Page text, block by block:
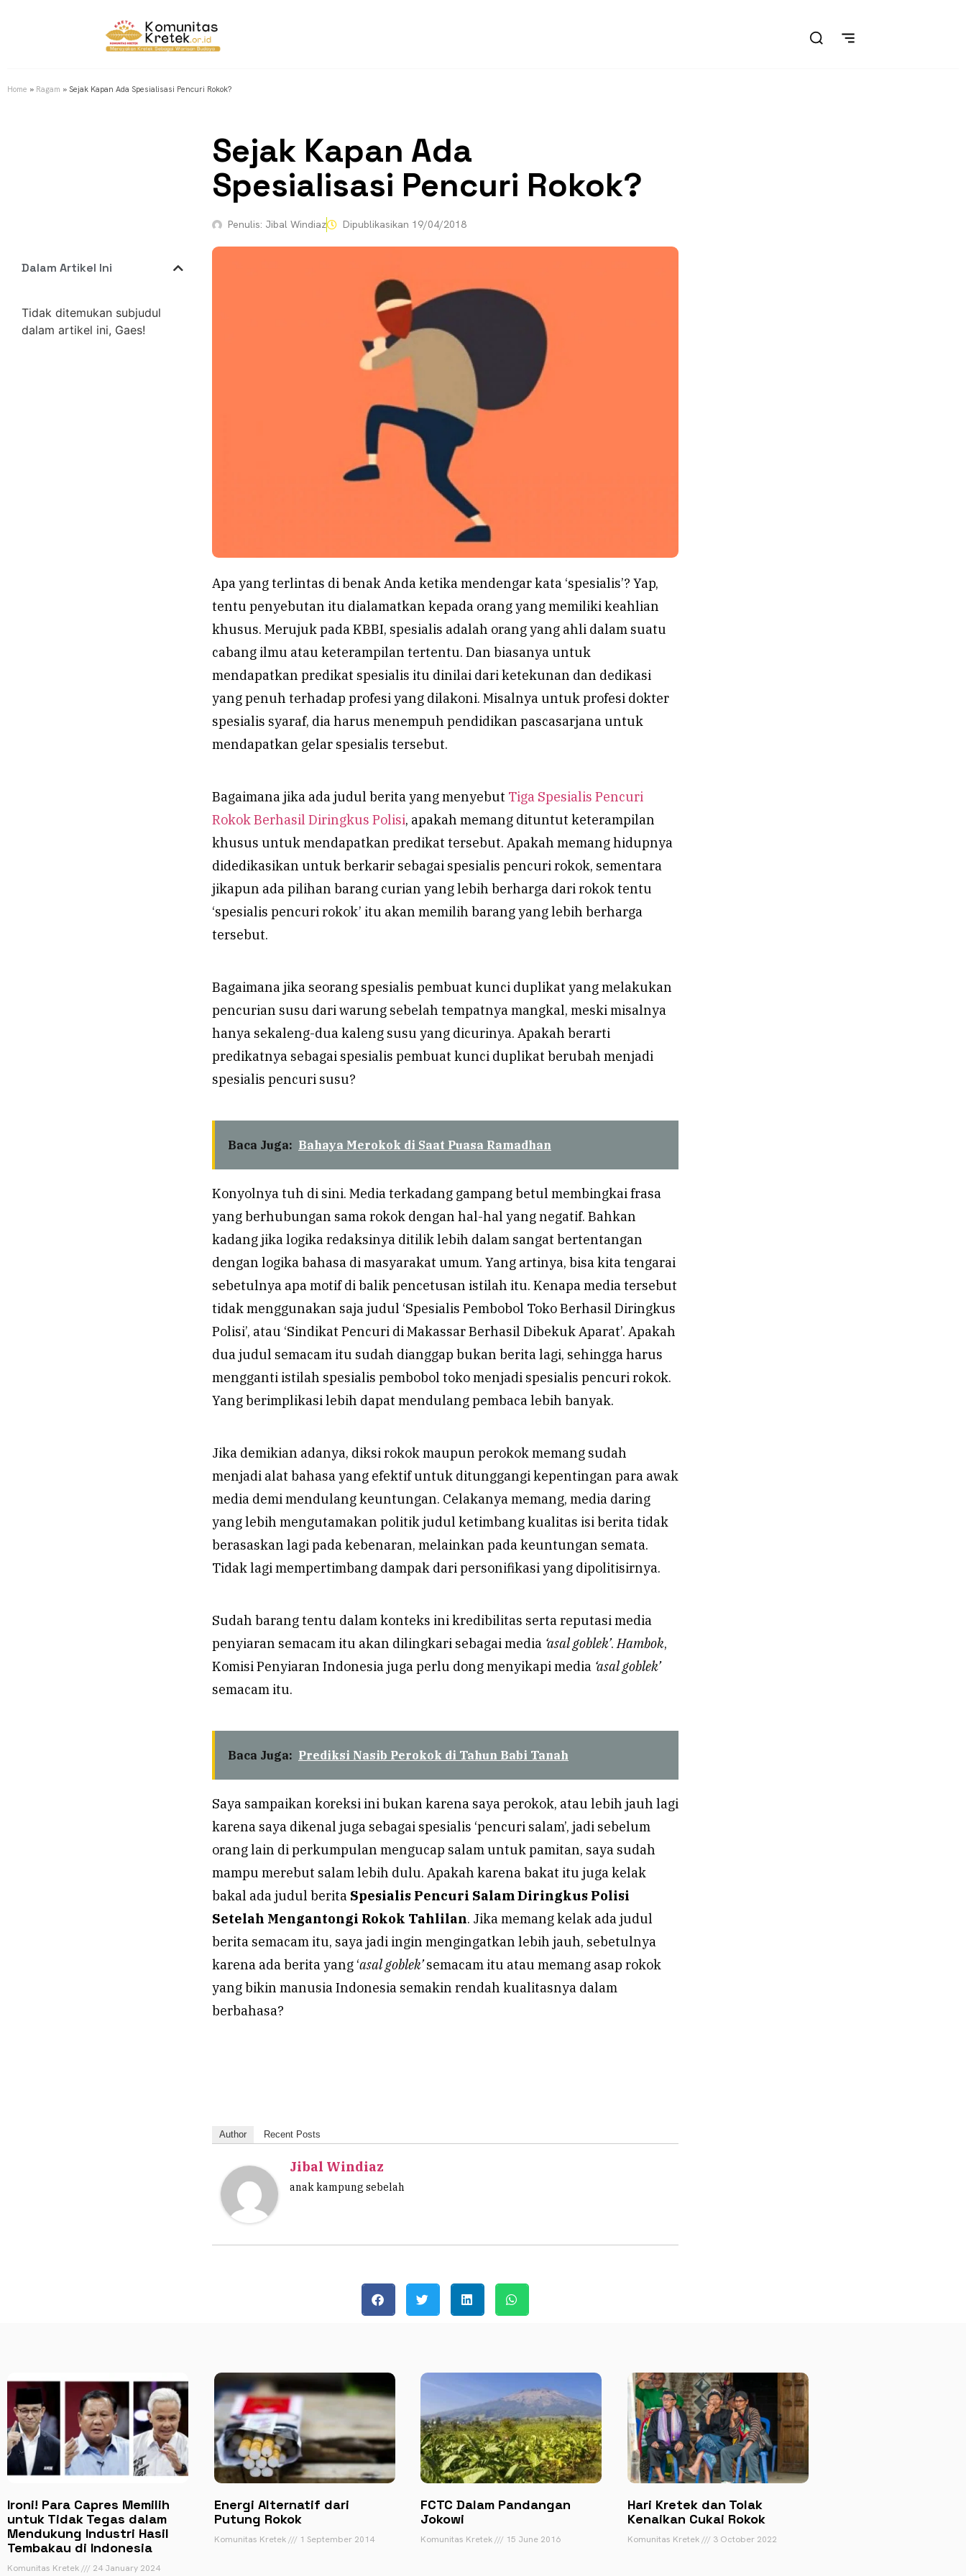
Home » Ragam » Sejak Kapan Ada Spesialisasi Pencuri Rokok?
Sejak Kapan Ada
Spesialisasi Pencuri Rokok?
Penulis: Jibal Windiaz Dipublikasikan 19/04/2018
Dalam Artikel Ini
Tidak ditemukan subjudul
dalam artikel ini, Gaes!
Apa yang terlintas di benak Anda ketika mendengar kata ‘spesialis’? Yap,
tentu penyebutan itu dialamatkan kepada orang yang memiliki keahlian
khusus. Merujuk pada KBBI, spesialis adalah orang yang ahli dalam suatu
cabang ilmu atau keterampilan tertentu. Dan biasanya untuk
mendapatkan predikat spesialis itu dinilai dari ketekunan dan dedikasi
yang penuh terhadap profesi yang dilakoni. Misalnya untuk profesi dokter
spesialis syaraf, dia harus menempuh pendidikan pascasarjana untuk
mendapatkan gelar spesialis tersebut.
Bagaimana jika ada judul berita yang menyebut Tiga Spesialis Pencuri
Rokok Berhasil Diringkus Polisi, apakah memang dituntut keterampilan
khusus untuk mendapatkan predikat tersebut. Apakah memang hidupnya
didedikasikan untuk berkarir sebagai spesialis pencuri rokok, sementara
jikapun ada pilihan barang curian yang lebih berharga dari rokok tentu
‘spesialis pencuri rokok’ itu akan memilih barang yang lebih berharga
tersebut.
Bagaimana jika seorang spesialis pembuat kunci duplikat yang melakukan
pencurian susu dari warung sebelah tempatnya mangkal, meski misalnya
hanya sekaleng-dua kaleng susu yang dicurinya. Apakah berarti
predikatnya sebagai spesialis pembuat kunci duplikat berubah menjadi
spesialis pencuri susu?
Baca Juga: Bahaya Merokok di Saat Puasa Ramadhan
Konyolnya tuh di sini. Media terkadang gampang betul membingkai frasa
yang berhubungan sama rokok dengan hal-hal yang negatif. Bahkan
kadang jika logika redaksinya ditilik lebih dalam sangat bertentangan
dengan logika bahasa di masyarakat umum. Yang artinya, bisa kita tengarai
sebetulnya apa motif di balik pencetusan istilah itu. Kenapa media tersebut
tidak menggunakan saja judul ‘Spesialis Pembobol Toko Berhasil Diringkus
Polisi’, atau ‘Sindikat Pencuri di Makassar Berhasil Dibekuk Aparat’. Apakah
dua judul semacam itu sudah dianggap bukan berita lagi, sehingga harus
mengganti istilah spesialis pembobol toko menjadi spesialis pencuri rokok.
Yang berimplikasi lebih dapat mendulang pembaca lebih banyak.
Jika demikian adanya, diksi rokok maupun perokok memang sudah
menjadi alat bahasa yang efektif untuk ditunggangi kepentingan para awak
media demi mendulang keuntungan. Celakanya memang, media daring
yang lebih mengutamakan politik judul ketimbang kualitas isi berita tidak
berasaskan lagi pada kebenaran, melainkan pada keuntungan semata.
Tidak lagi mempertimbang dampak dari personifikasi yang dipolitisirnya.
Sudah barang tentu dalam konteks ini kredibilitas serta reputasi media
penyiaran semacam itu akan dilingkari sebagai media ‘asal goblek’.Hambok,
Komisi Penyiaran Indonesia juga perlu dong menyikapi media ‘asal goblek’
semacam itu.
Baca Juga: Prediksi Nasib Perokok di Tahun Babi Tanah
Saya sampaikan koreksi ini bukan karena saya perokok, atau lebih jauh lagi
karena saya dikenal juga sebagai spesialis ‘pencuri salam’, jadi sebelum
orang lain di perkumpulan mengucap salam untuk pamitan, saya sudah
mampu merebut salam lebih dulu. Apakah karena bakat itu juga kelak
bakal ada judul berita Spesialis Pencuri Salam Diringkus Polisi
Setelah Mengantongi Rokok Tahlilan. Jika memang kelak ada judul
berita semacam itu, saya jadi ingin mengingatkan lebih jauh, sebetulnya
karena ada berita yang ‘asal goblek’semacam itu atau memang asap rokok
yang bikin manusia Indonesia semakin rendah kualitasnya dalam
berbahasa?
Author Recent Posts
Jibal Windiaz
anak kampung sebelah
Ironi! Para Capres Memilih
untuk Tidak Tegas dalam
Mendukung Industri Hasil
Tembakau di Indonesia
Komunitas Kretek 24 January 2024
Energi Alternatif dari
Putung Rokok
Komunitas Kretek 1 September 2014
FCTC Dalam Pandangan
Jokowi
Komunitas Kretek 15 June 2016
Hari Kretek dan Tolak
Kenaikan Cukai Rokok
Komunitas Kretek 3 October 2022